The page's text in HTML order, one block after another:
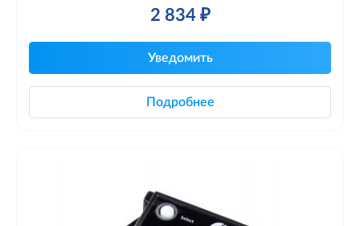
2 834 ₽
Уведомить
Подробнее